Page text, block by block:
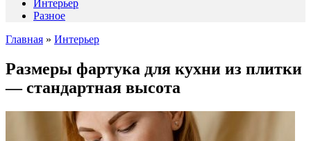
Интерьер
Разное
Главная » Интерьер
Размеры фартука для кухни из плитки
— стандартная высота